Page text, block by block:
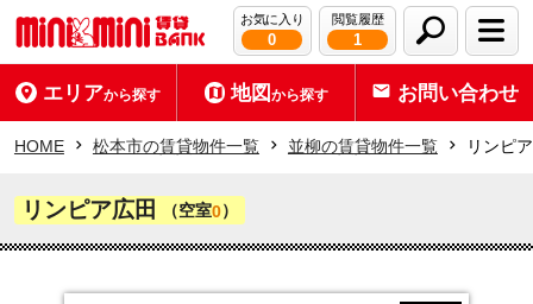
お気に入り
0
閲覧履歴
1
エリアから探す 地図から探す お問い合わせ
HOME 松本市の賃貸物件一覧 並柳の賃貸物件一覧 リンピ
リンピア広田 （空室0）